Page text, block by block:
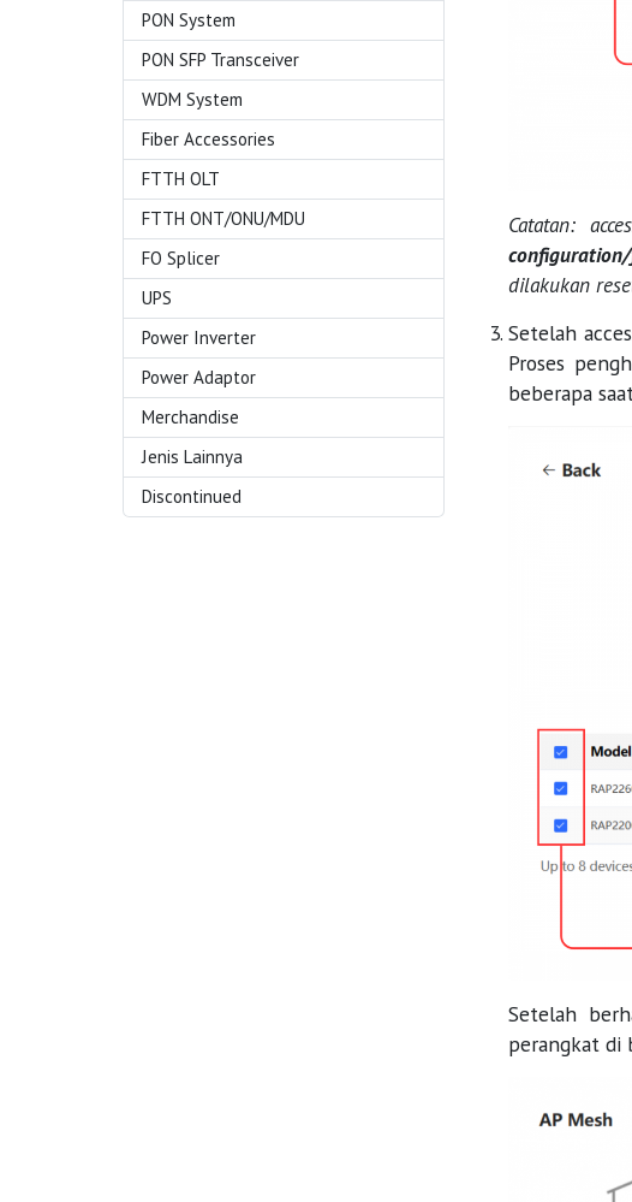
PON System
PON SFP Transceiver
WDM System
Fiber Accessories
FTTH OLT
FTTH ONT/ONU/MDU
FO Splicer
UPS
Power Inverter
Power Adaptor
Merchandise
Jenis Lainnya
Discontinued
Catatan:
dilakukan
Setelah
Proses
beberapa
Setelah
perangkat di